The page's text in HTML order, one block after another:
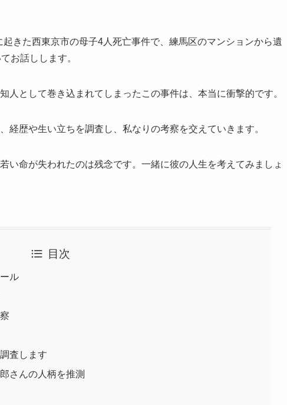
きた西東京市の母子4人死亡事件で、練馬区のマンションから遺
お話しします。
人として巻き込まれてしまったこの事件は、本当に衝撃的です。
経歴や生い立ちを調査し、私なりの考察を交えていきます。
い命が失われたのは残念です。一緒に彼の人生を考えてみましょ
目次
ル
査します
さんの人柄を推測